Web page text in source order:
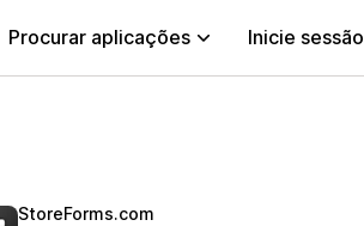
Procurar aplicações Inicie sessão
StoreForms.com